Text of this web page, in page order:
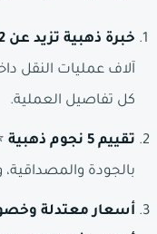
خبرة ذهبية تزيد عن 22 عامًا
آلاف عمليات النقل
كل تفاصيل العملية.
تقييم 5 نجوم ذهبية
بالجودة
أسعار معتدلة